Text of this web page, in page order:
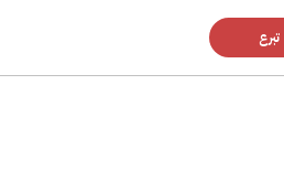
تبرع